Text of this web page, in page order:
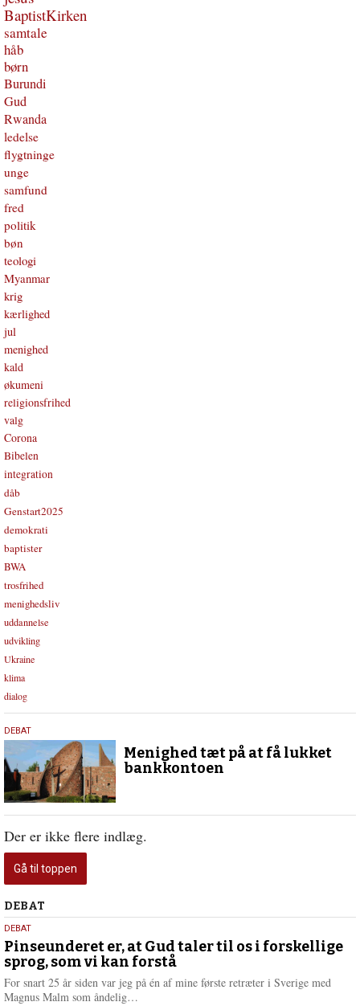
BaptistKirken
samtale
håb
børn
Burundi
Gud
Rwanda
ledelse
flygtninge
unge
samfund
fred
politik
bøn
teologi
Myanmar
krig
kærlighed
jul
menighed
kald
økumeni
religionsfrihed
valg
Corona
Bibelen
integration
dåb
Genstart2025
demokrati
baptister
BWA
trosfrihed
menighedsliv
uddannelse
udvikling
Ukraine
klima
dialog
11.
marts
2020
DEBAT
Menighed tæt på at få lukket
bankkontoen
Der er ikke flere indlæg.
Gå til toppen
Debat
DEBAT
5.
august
2026
DEBAT
Pinseunderet er, at Gud taler til os i forskellige
sprog, som vi kan forstå
For snart 25 år siden var jeg på én af mine første retræter i Sverige med
Magnus Malm som åndelig…